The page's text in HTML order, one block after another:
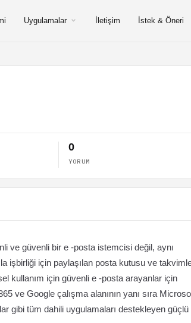
Uygulamalar İletişim İstek & Öneri
0
YORUM
ve güvenli bir e -posta istemcisi değil, aynı
işbirliği için paylaşılan posta kutusu ve
kullanım için güvenli e -posta arayanlar için
ve Google çalışma alanının yanı sıra
gibi tüm dahili uygulamaları destekleyen güçlü